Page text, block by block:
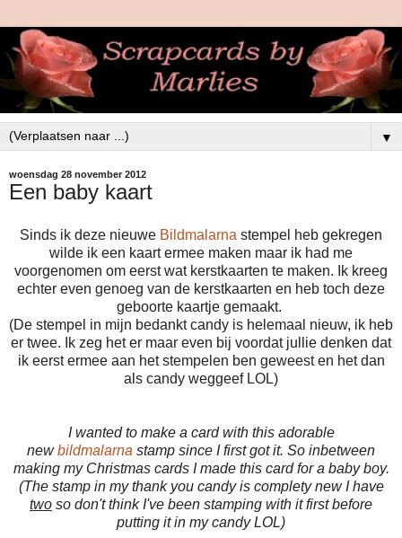
▼
woensdag 28 november 2012
Een baby kaart
Sinds ik deze nieuwe Bildmalarna stempel heb gekregen
wilde ik een kaart ermee maken maar ik had me
voorgenomen om eerst wat kerstkaarten te maken. Ik kreeg
echter even genoeg van de kerstkaarten en heb toch deze
geboorte kaartje gemaakt.
(De stempel in mijn bedankt candy is helemaal nieuw, ik heb
er twee. Ik zeg het er maar even bij voordat jullie denken dat
ik eerst ermee aan het stempelen ben geweest en het dan
als candy weggeef LOL)
I wanted to make a card with this adorable
newbildmalarna stamp since I first got it. So inbetween
making my Christmas cards I made this card for a baby boy.
(The stamp in my thank you candy is complety new I have
two so don't think I've been stamping with it first before
putting it in my candy LOL)